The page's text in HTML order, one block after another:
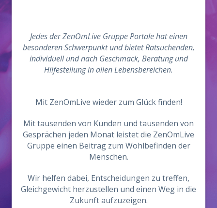
Jedes der ZenOmLive Gruppe Portale hat einen
besonderen Schwerpunkt und bietet Ratsuchenden,
individuell und nach Geschmack, Beratung und
Hilfestellung in allen Lebensbereichen.
Mit ZenOmLive wieder zum Glück finden!
Mit tausenden von Kunden und tausenden von
Gesprächen jeden Monat leistet die ZenOmLive
Gruppe einen Beitrag zum Wohlbefinden der
Menschen.
Wir helfen dabei, Entscheidungen zu treffen,
Gleichgewicht herzustellen und einen Weg in die
Zukunft aufzuzeigen.